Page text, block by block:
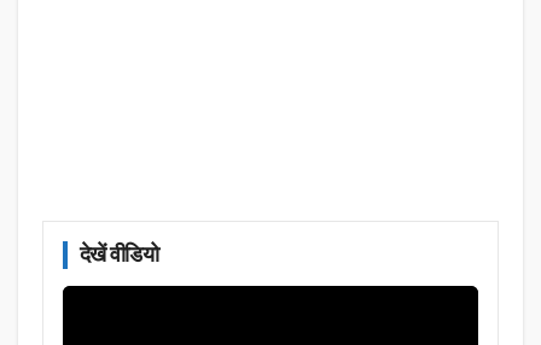
देखें वीडियो